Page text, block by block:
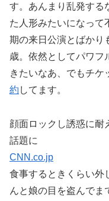
す。あんまり乱発する
た人形みたいになって
期の来日公演とばかり
歳。依然としてパワフ
きたいなあ、でもチケ
約 してます。
顔面ロックし誘惑に耐
話題に
CNN.co.jp
食事するときくらい外
んと娘の目を盗んでま